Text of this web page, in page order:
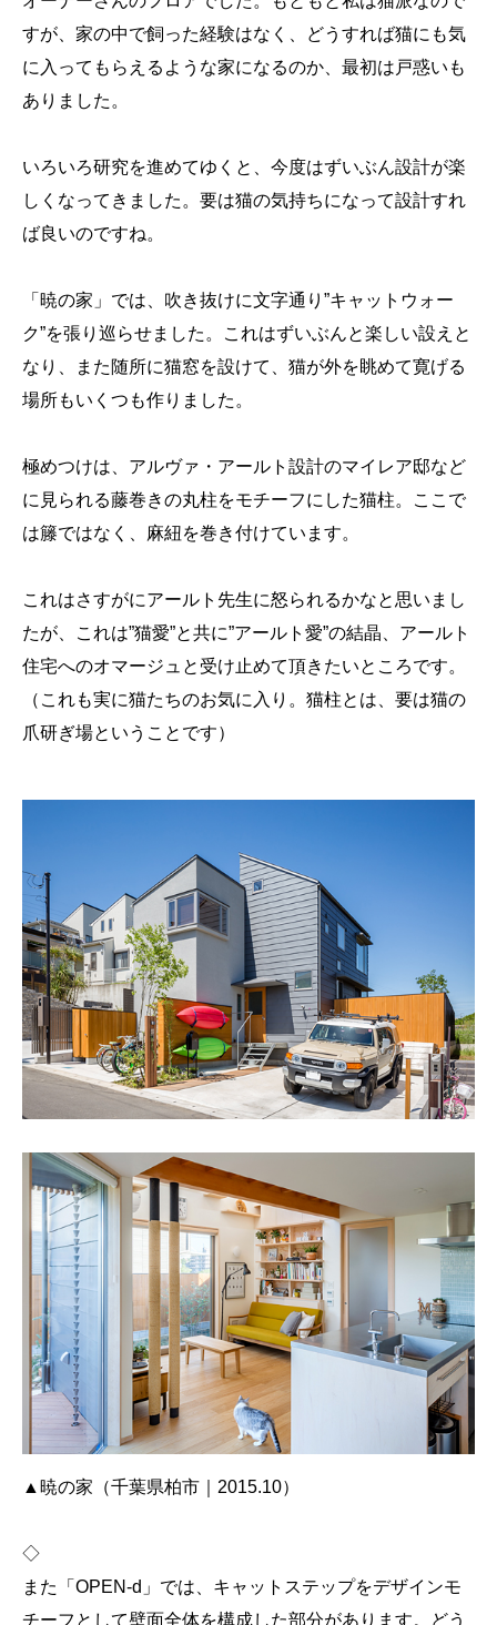
すが、家の中で飼った経験はなく、どうすれば猫にも気
に入ってもらえるような家になるのか、最初は戸惑いも
ありました。
いろいろ研究を進めてゆくと、今度はずいぶん設計が楽
しくなってきました。要は猫の気持ちになって設計すれ
ば良いのですね。
「暁の家」では、吹き抜けに文字通り”キャットウォー
ク”を張り巡らせました。これはずいぶんと楽しい設えと
なり、また随所に猫窓を設けて、猫が外を眺めて寛げる
場所もいくつも作りました。
極めつけは、アルヴァ・アールト設計のマイレア邸など
に見られる藤巻きの丸柱をモチーフにした猫柱。ここで
は籐ではなく、麻紐を巻き付けています。
これはさすがにアールト先生に怒られるかなと思いまし
たが、これは”猫愛”と共に”アールト愛”の結晶、アールト
住宅へのオマージュと受け止めて頂きたいところです。
（これも実に猫たちのお気に入り。猫柱とは、要は猫の
爪研ぎ場ということです）
▲暁の家（千葉県柏市｜2015.10）
◇
また「OPEN-d」では、キャットステップをデザインモ
チーフとして壁面全体を構成した部分があります。どう